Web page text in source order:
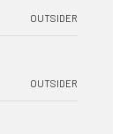
OUTSIDER
OUTSIDER